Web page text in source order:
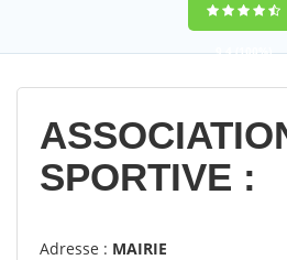
9,4(100%)
14358votes
SPORTIVE :
Adresse : MAIRIE